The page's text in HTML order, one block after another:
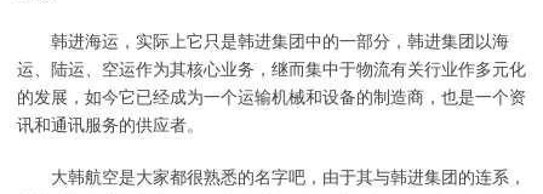
韩进海运，实际上它只是韩进集团中的一部分，韩进集团以海
运、陆运、空运作为其核心业务，继而集中于物流有关行业作多元化
的发展，如今它已经成为一个运输机械和设备的制造商，也是一个资
讯和通讯服务的供应者。
大韩航空是大家都很熟悉的名字吧，由于其与韩进集团的连系，